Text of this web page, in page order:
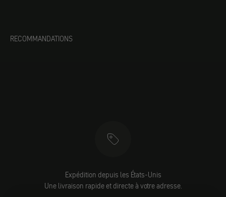
RECOMMANDATIONS
Expédition depuis les États-Unis
Une livraison rapide et directe à votre adresse.